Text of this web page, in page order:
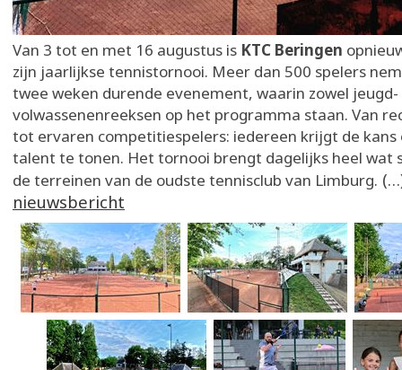
Van 3 tot en met 16 augustus is KTC Beringen
zijn jaarlijkse tennistornooi. Meer dan 500 spelers
twee weken durende evenement, waarin zowel jeugd-
volwassenenreeksen op het programma staan. Van
tot ervaren competitiespelers: iedereen krijgt de kans
talent te tonen. Het tornooi brengt dagelijks heel wat
de terreinen van de oudste tennisclub van Limburg.
nieuwsbericht